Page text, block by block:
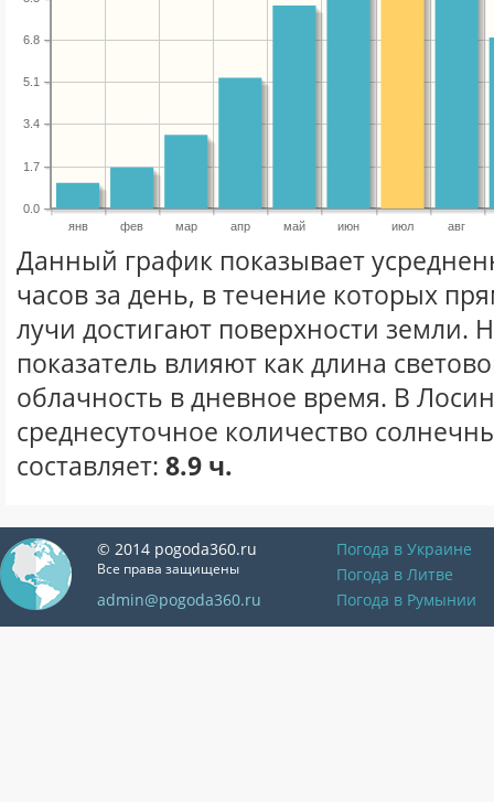
янв фев мар апр май июн июл авг
0.0
1.7
3.4
5.1
6.8
Данный график показывает
часов за день, в течение которых
лучи достигают поверхности земли.
показатель влияют как длина
облачность в дневное время. В
среднесуточное количество
составляет: 8.9 ч.
© 2014 pogoda360.ru
Все права защищены
admin@pogoda360.ru
Погода в Украине
Погода в Литве
Погода в Румынии